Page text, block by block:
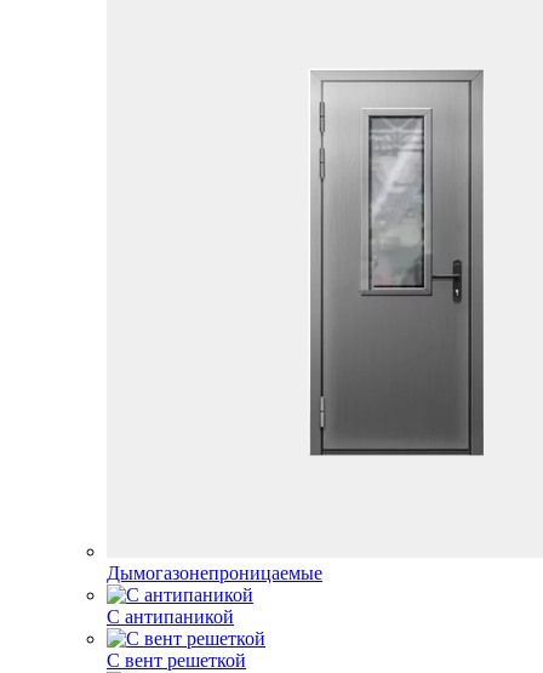
Дымогазонепроницаемые
С антипаникой
С вент решеткой